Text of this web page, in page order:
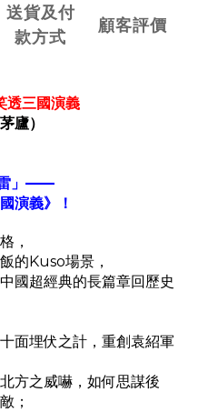
送貨及付
款方式
顧客評價
透三國演義
廬）
雷」——
演義》！
，
的Kuso場景，
國超經典的長篇章回歷史
面埋伏之計， 重創袁紹軍
方之威嚇， 如何思謀後
；